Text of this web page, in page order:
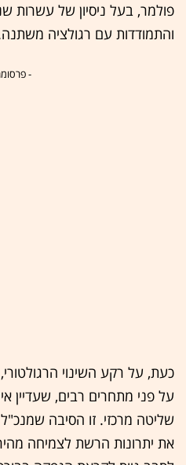
פולמר, בעל ניסיון של עשרות
והתמודדות עם רגולציה
-
על פני מתחרים רבים, שעדיין
שליטה מרכזי. זו הסיבה
את יתרונות הרשת לצמיחה